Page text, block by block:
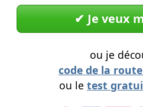
✔︎ Je veux
ou je
code de la
ou le test